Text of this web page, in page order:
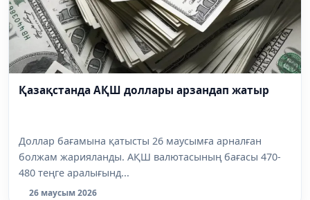
Қазақстанда АҚШ доллары арзандап жатыр
Доллар бағамына қатысты 26 маусымға арналған
болжам жарияланды. АҚШ валютасының бағасы 470-
480 теңге аралығынд...
26 маусым 2026